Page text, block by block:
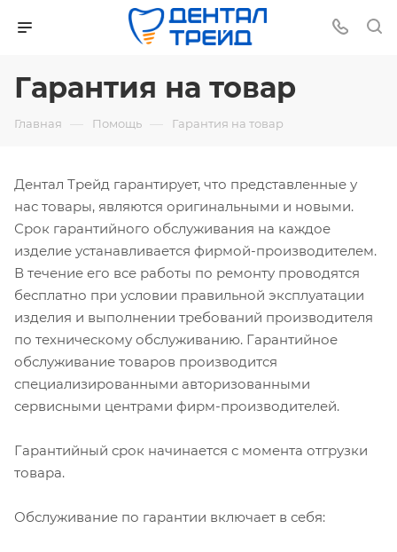
Гарантия на товар
Главная — Помощь — Гарантия на товар
Дентал Трейд гарантирует, что представленные у
нас товары, являются оригинальными и новыми.
Срок гарантийного обслуживания на каждое
изделие устанавливается фирмой-производителем.
В течение его все работы по ремонту проводятся
бесплатно при условии правильной эксплуатации
изделия и выполнении требований производителя
по техническому обслуживанию. Гарантийное
обслуживание товаров производится
специализированными авторизованными
сервисными центрами фирм-производителей.
Гарантийный срок начинается с момента отгрузки
товара.
Обслуживание по гарантии включает в себя: